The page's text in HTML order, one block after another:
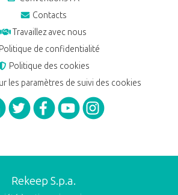
Contacts
Travaillez avec nous
Politique de confidentialité
Politique des cookies
les paramètres de suivi des cookies
Rekeep S.p.a.